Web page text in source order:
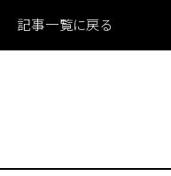
記事一覧に戻る